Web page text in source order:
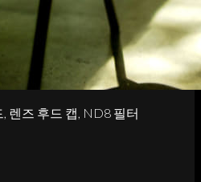
렌즈 후드 캡, ND8 필터